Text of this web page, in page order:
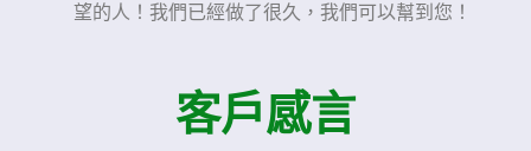
望的人！我們已經做了很久，我們可以幫到您！
客戶感言